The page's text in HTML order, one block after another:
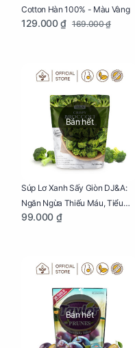
Cotton Hàn 100% - Màu Vàng
129.000 ₫ 169.000 ₫
Bán hết
Súp Lơ Xanh Sấy Giòn DJ&A:
Ngăn Ngừa Thiếu Máu, Tiểu
Đường, Dị Tật Thai Nhi Túi 25g
99.000 ₫
Bán hết